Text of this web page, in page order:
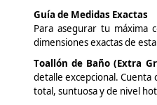
Guía de Medidas Exactas
Para asegurar tu máxima
dimensiones exactas de
Toallón de Baño (Extra
detalle excepcional.Cuenta
total, suntuosa y de nivel